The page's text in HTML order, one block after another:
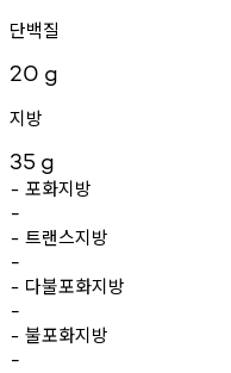
단백질
20 g
지방
35 g
- 포화지방
-
- 트랜스지방
-
- 다불포화지방
-
- 불포화지방
-